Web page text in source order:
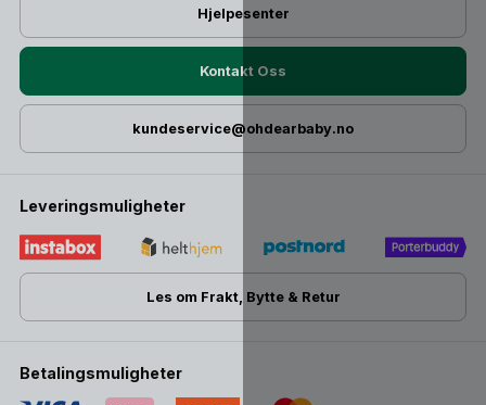
Hjelpesenter
Kontakt Oss
kundeservice@ohdearbaby.no
Leveringsmuligheter
Les om Frakt, Bytte & Retur
Betalingsmuligheter